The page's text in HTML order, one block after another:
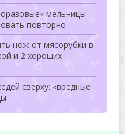
мельницы
повторно
нож от мясорубки в
и 2 хороших
сверху: «вредные